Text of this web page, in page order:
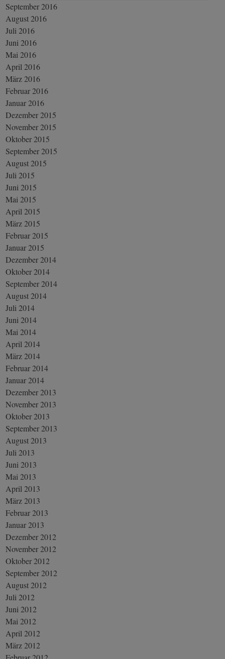
September 2016
August 2016
Juli 2016
Juni 2016
Mai 2016
April 2016
März 2016
Februar 2016
Januar 2016
Dezember 2015
November 2015
Oktober 2015
September 2015
August 2015
Juli 2015
Juni 2015
Mai 2015
April 2015
März 2015
Februar 2015
Januar 2015
Dezember 2014
Oktober 2014
September 2014
August 2014
Juli 2014
Juni 2014
Mai 2014
April 2014
März 2014
Februar 2014
Januar 2014
Dezember 2013
November 2013
Oktober 2013
September 2013
August 2013
Juli 2013
Juni 2013
Mai 2013
April 2013
März 2013
Februar 2013
Januar 2013
Dezember 2012
November 2012
Oktober 2012
September 2012
August 2012
Juli 2012
Juni 2012
Mai 2012
April 2012
März 2012